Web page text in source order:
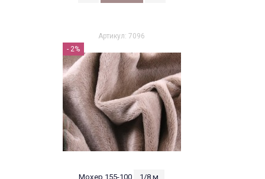
Артикул: 7096
- 2%
Мохер 155-100 1/8 м